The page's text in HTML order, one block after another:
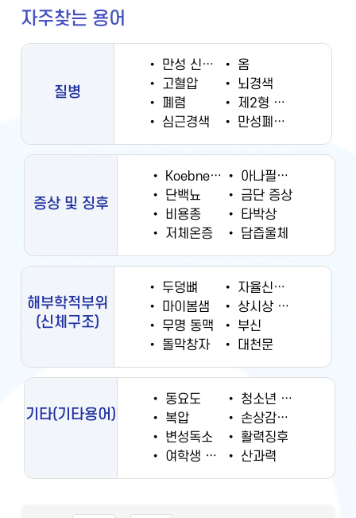
자주찾는 용어
질병
• 만성 신부전증 •
옴
•
고혈압 •
뇌경색
•
폐렴 •
제2형 당뇨병
•
심근경색 • 만성폐쇄성폐질환
증상 및 징후
• Koebner 현상 •
아나필락시스
•
단백뇨 •
금단 증상
•
비용종 •
타박상
•
저체온증 • 담즙울체
해부학적부위
(신체구조)
• 두덩뼈 •
자율신경계
•
마이봄샘 •
상시상 정맥동
•
무명 동맥 •
부신
•
돌막창자 • 대천문
기타(기타용어)
• 동요도 •
청소년 궐련 현재 흡연율
•
복압 •
손상감시정보
•
변성독소 •
활력징후
•
여학생 흡연율 • 산과력